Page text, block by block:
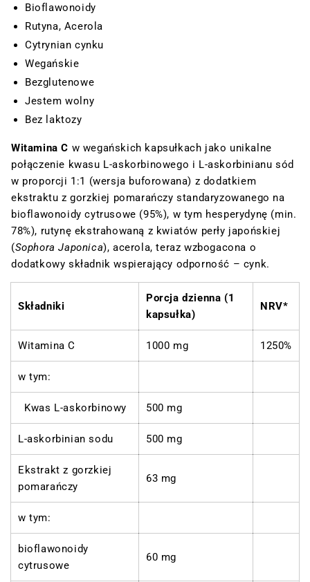
Bioflawonoidy
Rutyna, Acerola
Cytrynian cynku
Wegańskie
Bezglutenowe
Jestem wolny
Bez laktozy
Witamina C w wegańskich kapsułkach jako unikalne
połączenie kwasu L-askorbinowego i L-askorbinianu sód
w proporcji 1:1 (wersja buforowana) z dodatkiem
ekstraktu z gorzkiej pomarańczy standaryzowanego na
bioflawonoidy cytrusowe (95%), w tym hesperydynę (min.
78%), rutynę ekstrahowaną z kwiatów perły japońskiej
(Sophora Japonica), acerola, teraz wzbogacona o
dodatkowy składnik wspierający odporność – cynk.
Składniki
Porcja dzienna (1
kapsułka)
NRV*
Witamina C 1000 mg 1250%
w tym:
Kwas L-askorbinowy 500 mg
L-askorbinian sodu 500 mg
Ekstrakt z gorzkiej
pomarańczy
63 mg
w tym:
bioflawonoidy
cytrusowe
60 mg